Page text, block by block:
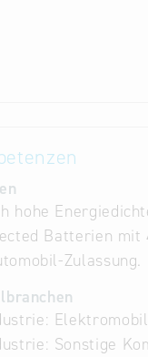
hohe
Batterien mit
Zulassung.
Sonstige